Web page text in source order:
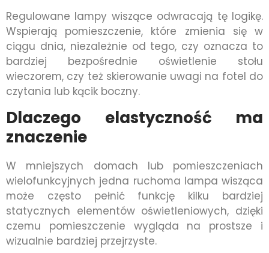
Regulowane lampy wiszące odwracają tę logikę.
Wspierają pomieszczenie, które zmienia się w
ciągu dnia, niezależnie od tego, czy oznacza to
bardziej bezpośrednie oświetlenie stołu
wieczorem, czy też skierowanie uwagi na fotel do
czytania lub kącik boczny.
Dlaczego elastyczność ma
znaczenie
W mniejszych domach lub pomieszczeniach
wielofunkcyjnych jedna ruchoma lampa wisząca
może często pełnić funkcję kilku bardziej
statycznych elementów oświetleniowych, dzięki
czemu pomieszczenie wygląda na prostsze i
wizualnie bardziej przejrzyste.